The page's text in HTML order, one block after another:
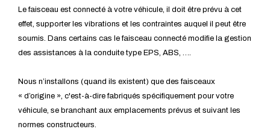
Le faisceau est connecté à votre véhicule, il doit être prévu à cet
effet, supporter les vibrations et les contraintes auquel il peut être
soumis. Dans certains cas le faisceau connecté modifie la gestion
des assistances à la conduite type EPS, ABS, ….
Nous n’installons (quand ils existent) que des faisceaux
« d’origine », c'est-à-dire fabriqués spécifiquement pour votre
véhicule, se branchant aux emplacements prévus et suivant les
normes constructeurs.